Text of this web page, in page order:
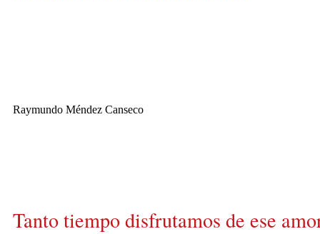
Raymundo Méndez Canseco
Tanto tiempo disfrutamos de ese